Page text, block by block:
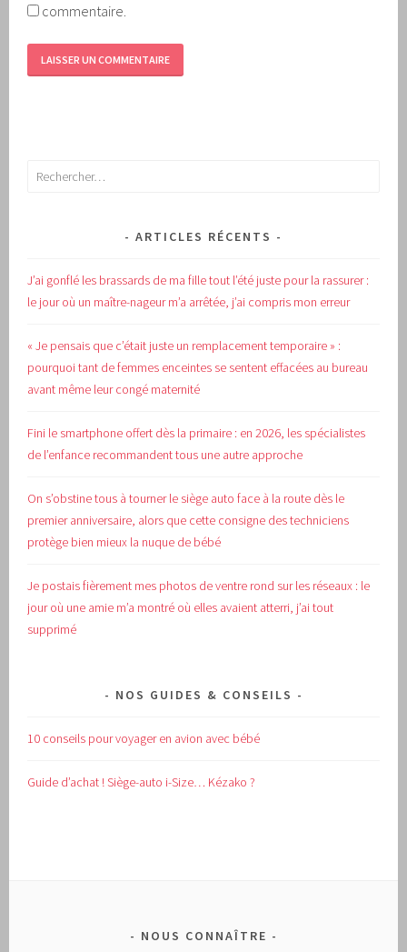
commentaire.
Rechercher :
ARTICLES RÉCENTS
J’ai gonflé les brassards de ma fille tout l’été juste pour la rassurer :
le jour où un maître-nageur m’a arrêtée, j’ai compris mon erreur
« Je pensais que c’était juste un remplacement temporaire » :
pourquoi tant de femmes enceintes se sentent effacées au bureau
avant même leur congé maternité
Fini le smartphone offert dès la primaire : en 2026, les spécialistes
de l’enfance recommandent tous une autre approche
On s’obstine tous à tourner le siège auto face à la route dès le
premier anniversaire, alors que cette consigne des techniciens
protège bien mieux la nuque de bébé
Je postais fièrement mes photos de ventre rond sur les réseaux : le
jour où une amie m’a montré où elles avaient atterri, j’ai tout
supprimé
NOS GUIDES & CONSEILS
10 conseils pour voyager en avion avec bébé
Guide d’achat !Siège-auto i-Size… Kézako ?
NOUS CONNAÎTRE